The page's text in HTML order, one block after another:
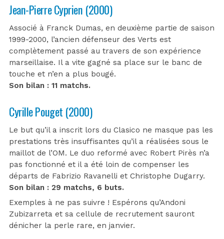
Jean-Pierre Cyprien (2000)
Associé à Franck Dumas, en deuxième partie de saison
1999-2000, l’ancien défenseur des Verts est
complètement passé au travers de son expérience
marseillaise. Il a vite gagné sa place sur le banc de
touche et n’en a plus bougé.
Son bilan : 11 matchs.
Cyrille Pouget (2000)
Le but qu’il a inscrit lors du Clasico ne masque pas les
prestations très insuffisantes qu’il a réalisées sous le
maillot de l’OM. Le duo reformé avec Robert Pirès n’a
pas fonctionné et il a été loin de compenser les
départs de Fabrizio Ravanelli et Christophe Dugarry.
Son bilan : 29 matchs, 6 buts.
Exemples à ne pas suivre ! Espérons qu’Andoni
Zubizarreta et sa cellule de recrutement sauront
dénicher la perle rare, en janvier.